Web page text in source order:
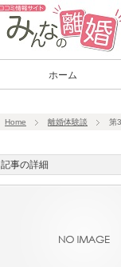
ホーム
Home 離婚体験談 第
記事の詳細